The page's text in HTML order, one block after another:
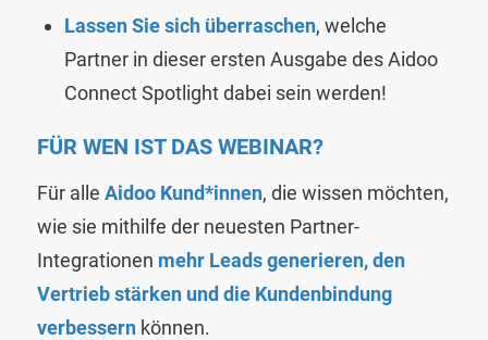
Lassen Sie sich überraschen, welche
Partner in dieser ersten Ausgabe desAidoo
Connect Spotlightdabei sein werden!
FÜR WEN IST DAS WEBINAR?
Für alle Aidoo Kund*innen, die wissen möchten,
wie sie mithilfe der neuesten Partner-
Integrationen mehr Leads generieren, den
Vertrieb stärken und die Kundenbindung
verbessernkönnen.